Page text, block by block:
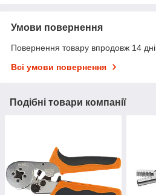
Умови повернення
Повернення товару впродовж 14
Всі умови повернення
Подібні товари компанії